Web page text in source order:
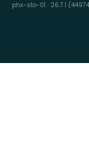
phx-sto-01 · 26.7.1